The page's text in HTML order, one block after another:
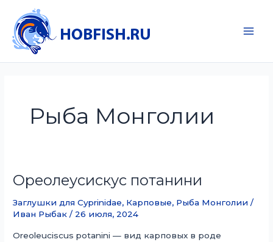
содержимому
Рыба Монголии
Ореолеусискус потанини
Заглушки для Cyprinidae, Карповые, Рыба Монголии /
Иван Рыбак/ 26 июля, 2024
Oreoleuciscus potanini — вид карповых в роде